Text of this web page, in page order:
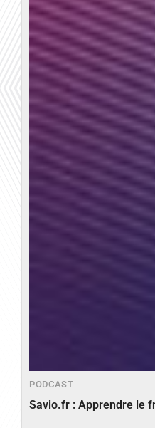
PODCAST
Savio.fr : Apprendre le